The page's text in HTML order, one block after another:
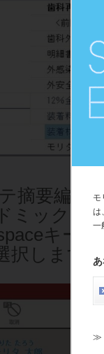
モ
は
一
≫
摘要編集
ミックス)
キー等
択します。